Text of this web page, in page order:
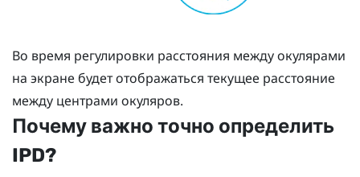
Во время регулировки расстояния между окулярами
на экране будет отображаться текущее расстояние
между центрами окуляров.
Почему важно точно определить
IPD?